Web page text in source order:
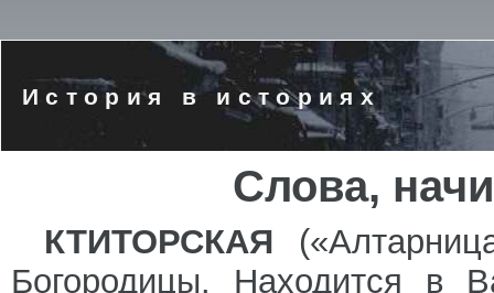
История в историях
Слова,
КТИТОРСКАЯ
Богородицы. Находится в